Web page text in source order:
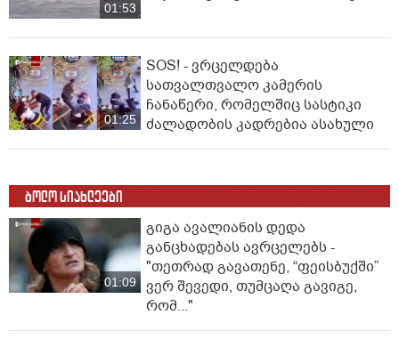
01:53
01:25
SOS! - ვრცელდება
სათვალთვალო კამერის
ჩანაწერი, რომელშიც სასტიკი
ძალადობის კადრებია ასახული
ბოლო სიახლეები
01:09
გიგა ავალიანის დედა
განცხადებას ავრცელებს -
"თეთრად გავათენე, “ფეისბუქში”
ვერ შევედი, თუმცაღა გავიგე,
რომ..."